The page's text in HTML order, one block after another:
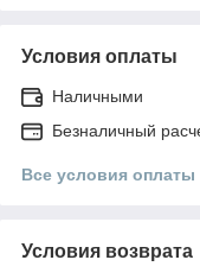
Условия оплаты
Наличными
Безналичный
Все условия оплаты
Условия возврата